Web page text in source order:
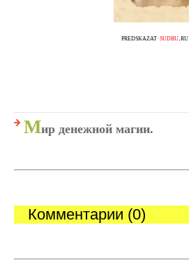
predskazat-sudbu.ru
Мир денежной магии.
Комментарии (0)